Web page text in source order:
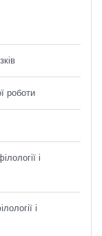
роботи
і
і